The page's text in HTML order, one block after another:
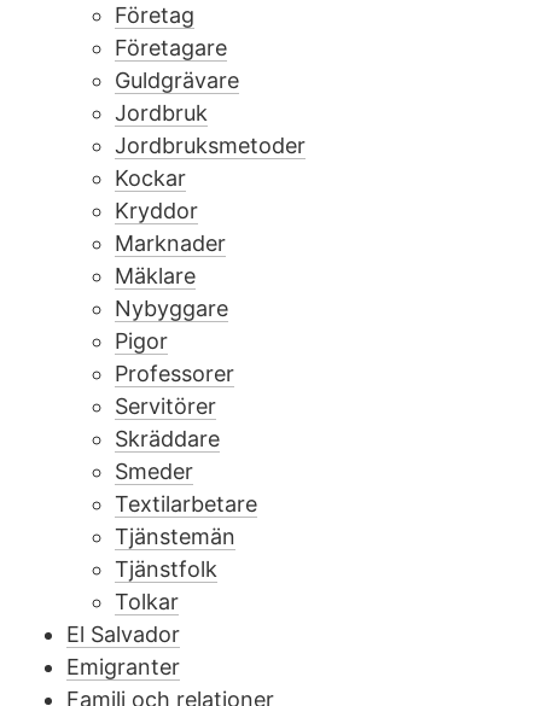
Företag
Företagare
Guldgrävare
Jordbruk
Jordbruksmetoder
Kockar
Kryddor
Marknader
Mäklare
Nybyggare
Pigor
Professorer
Servitörer
Skräddare
Smeder
Textilarbetare
Tjänstemän
Tjänstfolk
Tolkar
El Salvador
Emigranter
Familj och relationer